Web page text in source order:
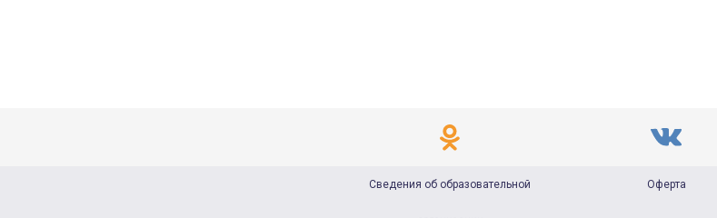
Сведения об образовательной Оферта